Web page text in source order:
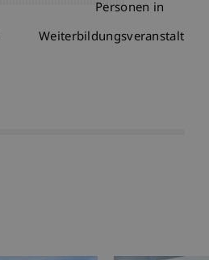
Personen in